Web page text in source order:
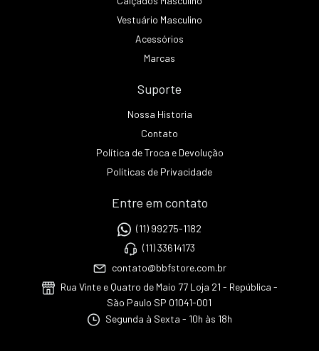
Vestuário Masculino
Acessórios
Marcas
Suporte
Nossa Historia
Contato
Política de Troca e Devolução
Políticas de Privacidade
Entre em contato
(11) 99275-1182
(11) 33614173
contato@bbfstore.com.br
Rua Vinte e Quatro de Maio 77 Loja 21 - República -
São Paulo SP 01041-001
Segunda à Sexta - 10h às 18h